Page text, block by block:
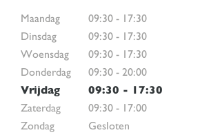
Maandag 09:30 - 17:30
Dinsdag
09:30 - 17:30
Woensdag
09:30 - 17:30
Donderdag
09:30 - 20:00
Vrijdag
09:30 - 17:30
Zaterdag
09:30 - 17:00
Zondag
Gesloten